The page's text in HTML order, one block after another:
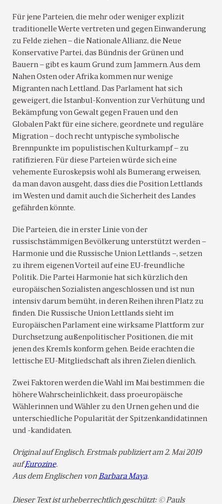
Für jene Parteien, die mehr oder weniger explizit
traditionelle Werte vertreten und gegen Einwanderung
zu Felde ziehen – die Nationale Allianz, die Neue
Konservative Partei, das Bündnis der Grünen und
Bauern – gibt es kaum Grund zum Jammern. Aus dem
Nahen Osten oder Afrika kommen nur wenige
Migranten nach Lettland. Das Parlament hat sich
geweigert, die Istanbul-Konvention zur Verhütung und
Bekämpfung von Gewalt gegen Frauen und den
Globalen Pakt für eine sichere, geordnete und reguläre
Migration – doch recht untypische symbolische
Brennpunkte im populistischen Kulturkampf – zu
ratifizieren. Für diese Parteien würde sich eine
vehemente Euroskepsis wohl als Bumerang erweisen,
da man davon ausgeht, dass dies die Position Lettlands
im Westen und damit auch die Sicherheit des Landes
gefährden könnte.
Die Parteien, die in erster Linie von der
russischstämmigen Bevölkerung unterstützt werden –
Harmonie und die Russische Union Lettlands –, setzen
zu ihrem eigenen Vorteil auf eine EU-freundliche
Politik. Die Partei Harmonie hat sich kürzlich den
europäischen Sozialisten angeschlossen und ist nun
intensiv darum bemüht, in deren Reihen ihren Platz zu
finden. Die Russische Union Lettlands sieht im
Europäischen Parlament eine wirksame Plattform zur
Durchsetzung außenpolitischer Positionen, die mit
jenen des Kremls konform gehen. Beide erachten die
lettische EU-Mitgliedschaft als ihren Zielen dienlich.
Zwei Faktoren werden die Wahl im Mai bestimmen: die
höhere Wahrscheinlichkeit, dass proeuropäische
Wählerinnen und Wähler zu den Urnen gehen und die
unterschiedliche Popularität der Spitzenkandidatinnen
und -kandidaten.
Original auf Englisch. Erstmals publiziert am 2. Mai 2019
aufEurozine.
Aus dem Englischen vonBarbara Maya.
Dieser Text ist urheberrechtlich geschützt: © Pauls